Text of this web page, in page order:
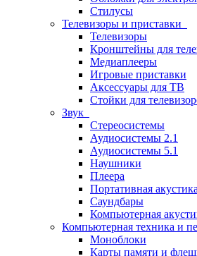
Стилусы
Телевизоры и приставки
Телевизоры
Кронштейны для
Медиаплееры
Игровые приставки
Аксессуары для ТВ
Стойки для
Звук
Стереосистемы
Аудиосистемы 2.1
Аудиосистемы 5.1
Наушники
Плеера
Портативная акустика
Саундбары
Компьютерная
Компьютерная техника и
Моноблоки
Карты памяти и